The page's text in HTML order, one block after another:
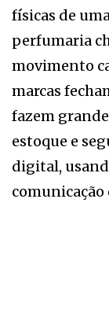
físicas de
perfumaria
movimento
marcas
fazem
estoque e
digital,